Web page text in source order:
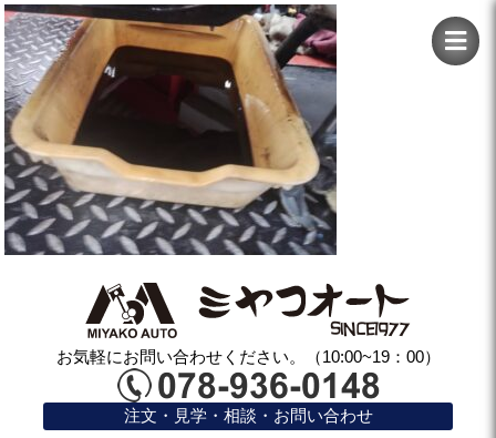
お気軽にお問い合わせください。（10:00~19：00）
注文・見学・相談・お問い合わせ